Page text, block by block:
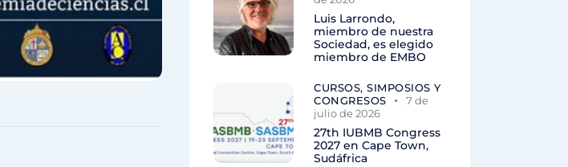
Luis Larrondo,
miembro de nuestra
Sociedad, es elegido
miembro de EMBO
CURSOS, SIMPOSIOS Y
CONGRESOS
7 de
julio de 2026
27th IUBMB Congress
2027 en Cape Town,
Sudáfrica